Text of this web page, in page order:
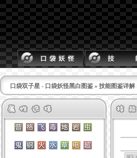
口袋双子星 - 口袋妖怪黑白图鉴 » 技能图鉴详解